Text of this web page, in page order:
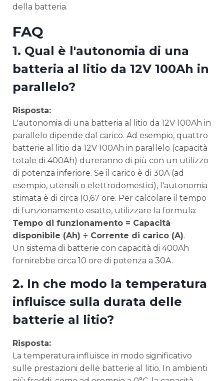
della batteria.
FAQ
1. Qual è l'autonomia di una
batteria al litio da 12V 100Ah in
parallelo?
Risposta:
L'autonomia di una batteria al litio da 12V 100Ah in
parallelo dipende dal carico. Ad esempio, quattro
batterie al litio da 12V 100Ah in parallelo (capacità
totale di 400Ah) dureranno di più con un utilizzo
di potenza inferiore. Se il carico è di 30A (ad
esempio, utensili o elettrodomestici), l'autonomia
stimata è di circa 10,67 ore. Per calcolare il tempo
di funzionamento esatto, utilizzare la formula:
Tempo di funzionamento = Capacità
disponibile (Ah) ÷ Corrente di carico (A).
Un sistema di batterie con capacità di 400Ah
fornirebbe circa 10 ore di potenza a 30A.
2. In che modo la temperatura
influisce sulla durata delle
batterie al litio?
Risposta:
La temperatura influisce in modo significativo
sulle prestazioni delle batterie al litio. In ambienti